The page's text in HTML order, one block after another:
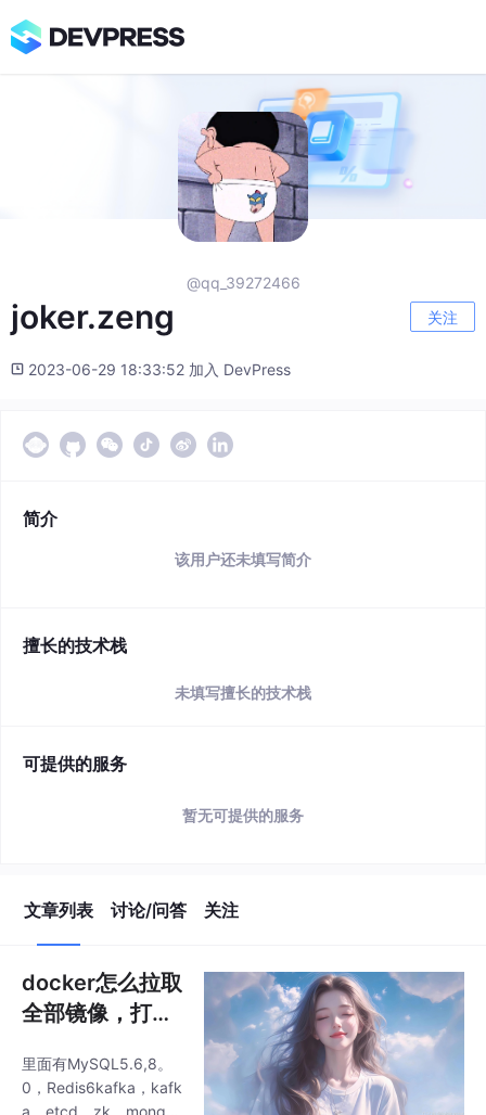
@qq_39272466
joker.zeng 关注
2023-06-29 18:33:52 加入 DevPress
简介
该用户还未填写简介
擅长的技术栈
未填写擅长的技术栈
可提供的服务
暂无可提供的服务
文章列表 讨论/问答 关注
docker怎么拉取
全部镜像，打包
里面有MySQL5.6,8。
0，Redis6kafka，kafk
a、etcd、zk、mongo